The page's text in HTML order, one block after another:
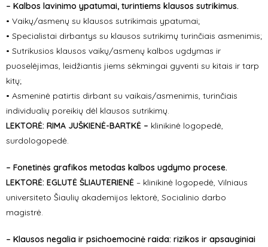
– Kalbos lavinimo ypatumai, turintiems klausos sutrikimus.
• Vaikų/asmenų su klausos sutrikimais ypatumai;
• Specialistai dirbantys su klausos sutrikimų turinčiais asmenimis;
• Sutrikusios klausos vaikų/asmenų kalbos ugdymas ir
puoselėjimas, leidžiantis jiems sėkmingai gyventi su kitais ir tarp
kitų;
• Asmeninė patirtis dirbant su vaikais/asmenimis, turinčiais
individualių poreikių dėl klausos sutrikimų.
LEKTORĖ: RIMA JUŠKIENĖ-BARTKĖ – klinikinė logopedė,
surdologopedė.
– Fonetinės grafikos metodas kalbos ugdymo procese.
LEKTORĖ: EGLUTĖ ŠLIAUTERIENĖ – klinikinė logopedė, Vilniaus
universiteto Šiaulių akademijos lektorė, Socialinio darbo
magistrė.
– Klausos negalia ir psichoemocinė raida: rizikos ir apsauginiai